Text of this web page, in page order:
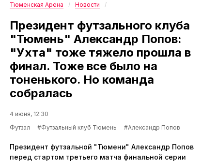
Тюменская Арена Новости
Президент футзального клуба
"Тюмень" Александр Попов:
"Ухта" тоже тяжело прошла в
финал. Тоже все было на
тоненького. Но команда
собралась
4 июня, 12:30
Футзал
#Футзальный клуб Тюмень #Александр Попов
Президент футзальной "Тюмени" Александр Попов
перед стартом третьего матча финальной серии